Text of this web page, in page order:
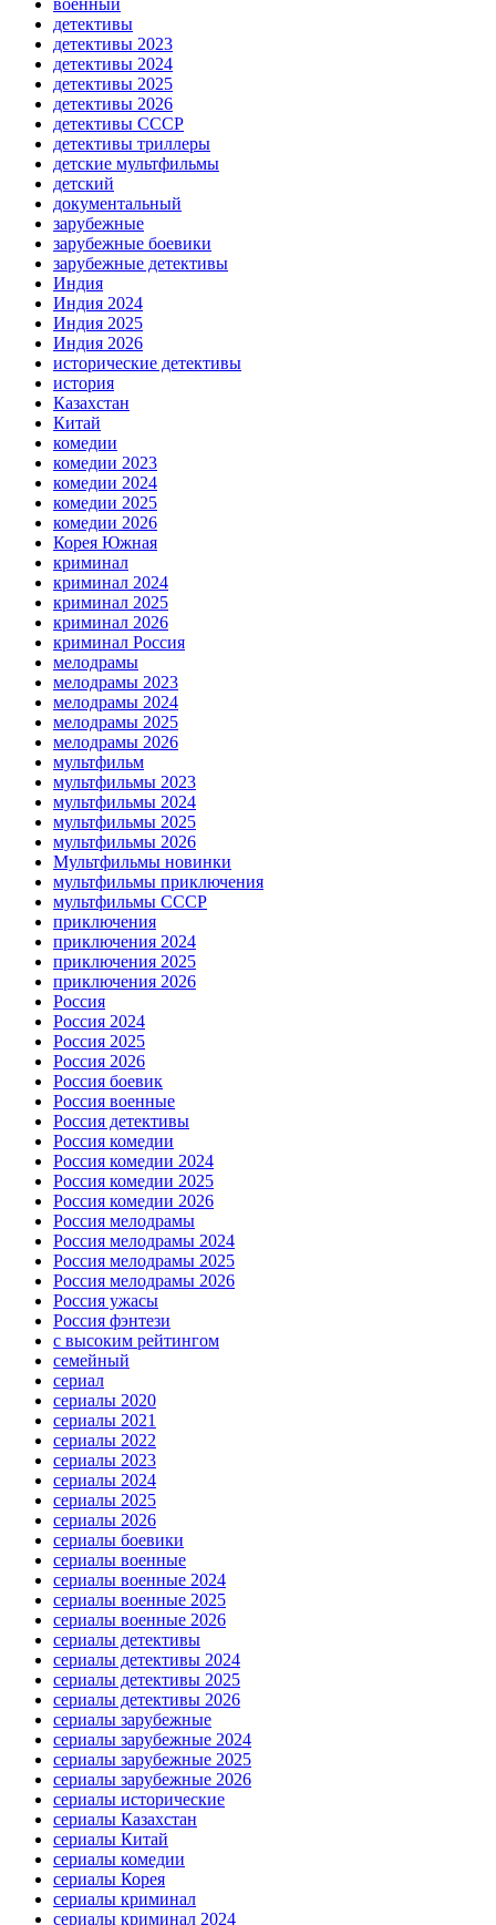
военный
детективы
детективы 2023
детективы 2024
детективы 2025
детективы 2026
детективы СССР
детективы триллеры
детские мультфильмы
детский
документальный
зарубежные
зарубежные боевики
зарубежные детективы
Индия
Индия 2024
Индия 2025
Индия 2026
исторические детективы
история
Казахстан
Китай
комедии
комедии 2023
комедии 2024
комедии 2025
комедии 2026
Корея Южная
криминал
криминал 2024
криминал 2025
криминал 2026
криминал Россия
мелодрамы
мелодрамы 2023
мелодрамы 2024
мелодрамы 2025
мелодрамы 2026
мультфильм
мультфильмы 2023
мультфильмы 2024
мультфильмы 2025
мультфильмы 2026
Мультфильмы новинки
мультфильмы приключения
мультфильмы СССР
приключения
приключения 2024
приключения 2025
приключения 2026
Россия
Россия 2024
Россия 2025
Россия 2026
Россия боевик
Россия военные
Россия детективы
Россия комедии
Россия комедии 2024
Россия комедии 2025
Россия комедии 2026
Россия мелодрамы
Россия мелодрамы 2024
Россия мелодрамы 2025
Россия мелодрамы 2026
Россия ужасы
Россия фэнтези
с высоким рейтингом
семейный
сериал
сериалы 2020
сериалы 2021
сериалы 2022
сериалы 2023
сериалы 2024
сериалы 2025
сериалы 2026
сериалы боевики
сериалы военные
сериалы военные 2024
сериалы военные 2025
сериалы военные 2026
сериалы детективы
сериалы детективы 2024
сериалы детективы 2025
сериалы детективы 2026
сериалы зарубежные
сериалы зарубежные 2024
сериалы зарубежные 2025
сериалы зарубежные 2026
сериалы исторические
сериалы Казахстан
сериалы Китай
сериалы комедии
сериалы Корея
сериалы криминал
сериалы криминал 2024